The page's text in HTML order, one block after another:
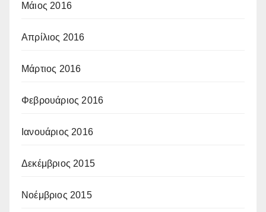
Μάιος 2016
Απρίλιος 2016
Μάρτιος 2016
Φεβρουάριος 2016
Ιανουάριος 2016
Δεκέμβριος 2015
Νοέμβριος 2015